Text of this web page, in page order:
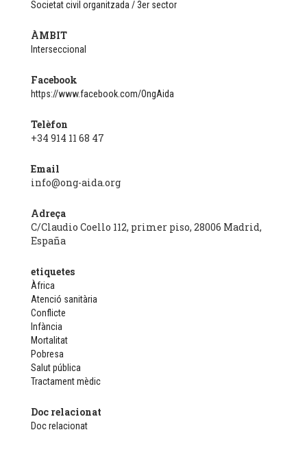
Societat civil organitzada / 3er sector
ÀMBIT
Interseccional
Facebook
https://www.facebook.com/OngAida
Telèfon
+34 914 11 68 47
Email
info@ong-aida.org
Adreça
C/Claudio Coello 112, primer piso, 28006 Madrid,
España
etiquetes
Àfrica
Atenció sanitària
Conflicte
Infància
Mortalitat
Pobresa
Salut pública
Tractament mèdic
Doc relacionat
Doc relacionat